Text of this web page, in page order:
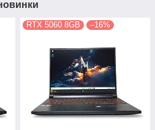
RTX 5060 8GB –16%